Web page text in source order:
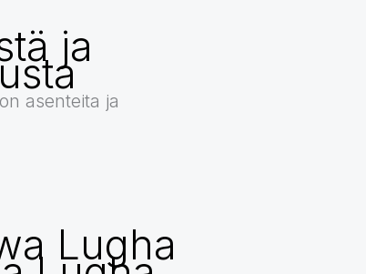
ja
asenteita ja
Lugha